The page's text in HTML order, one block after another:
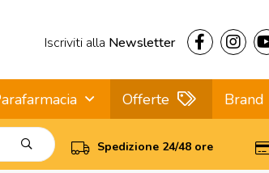
Iscriviti alla Newsletter
Offerte Brand
Spedizione 24/48 ore